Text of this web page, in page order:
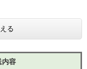
る
内容